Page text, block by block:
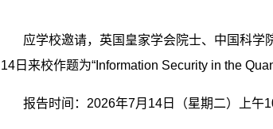
应学校邀请，英国皇家学会院士、中国科
14 日来校作题为“ Information Security in the
报告时间： 2026年7月 14 日（星期二）上午